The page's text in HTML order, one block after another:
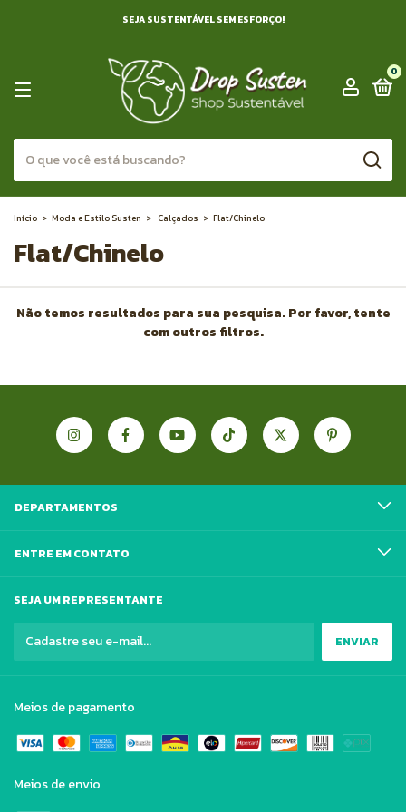
SEJA SUSTENTÁVEL SEM ESFORÇO!
0
Início > Moda e Estilo Susten > Calçados > Flat/Chinelo
Flat/Chinelo
Não temos resultados para sua pesquisa. Por favor, tente
com outros filtros.
DEPARTAMENTOS
ENTRE EM CONTATO
SEJA UM REPRESENTANTE
Meios de pagamento
Meios de envio